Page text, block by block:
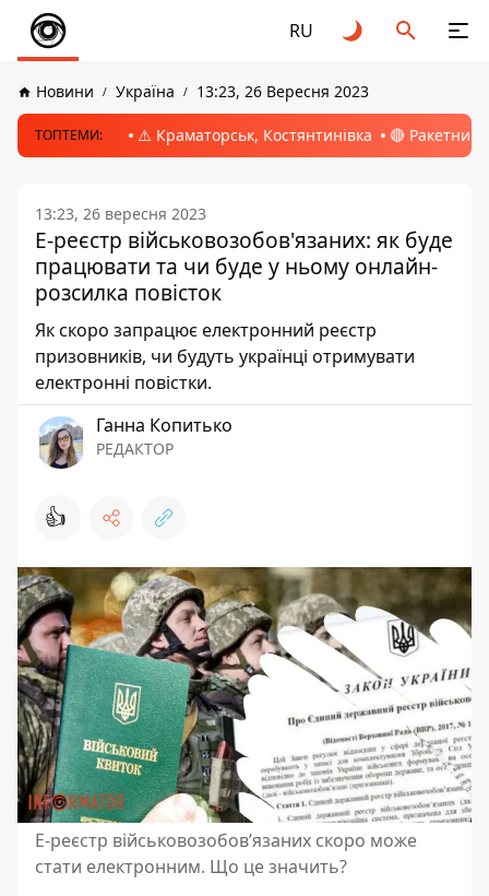
RU
Новини Україна 13:23, 26 Вересня 2023
ТОПТЕМИ: ⚠️ Краматорськ, Костянтинівка 🔴 Ракетний
13:23, 26 вересня 2023
Е-реєстр військовозобов'язаних: як буде
працювати та чи буде у ньому онлайн-
розсилка повісток
Як скоро запрацює електронний реєстр
призовників, чи будуть українці отримувати
електронні повістки.
Ганна Копитько
РЕДАКТОР
👍
Е-реєстр військовозобов’язаних скоро може
стати електронним. Що це значить?